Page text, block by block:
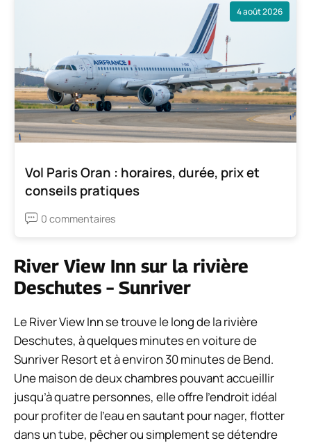
4 août 2026
Vol Paris Oran : horaires, durée, prix et
conseils pratiques
0 commentaires
River View Inn sur la rivière
Deschutes – Sunriver
Le River View Inn se trouve le long de la rivière
Deschutes, à quelques minutes en voiture de
Sunriver Resort et à environ 30 minutes de Bend.
Une maison de deux chambres pouvant accueillir
jusqu’à quatre personnes, elle offre l’endroit idéal
pour profiter de l’eau en sautant pour nager, flotter
dans un tube, pêcher ou simplement se détendre